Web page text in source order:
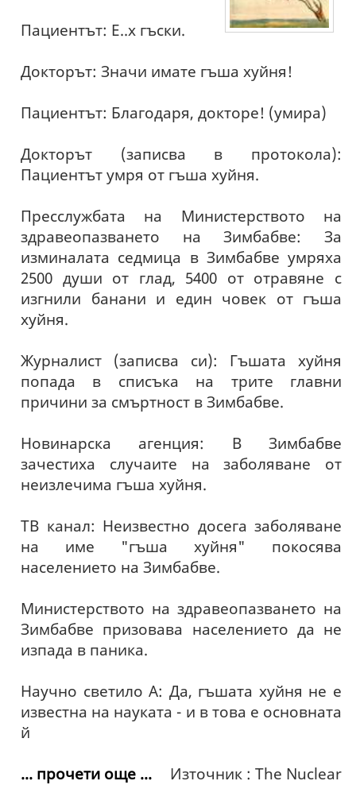
Пациентът: Е..х гъски.
Докторът: Значи имате гъша хуйня!
Пациентът: Благодаря, докторе! (умира)
Докторът (записва в протокола):
Пациентът умря от гъша хуйня.
Пресслужбата на Министерството на
здравеопазването на Зимбабве: За
изминалата седмица в Зимбабве умряха
2500 души от глад, 5400 от отравяне с
изгнили банани и един човек от гъша
хуйня.
Журналист (записва си): Гъшата хуйня
попада в списъка на трите главни
причини за смъртност в Зимбабве.
Новинарска агенция: В Зимбабве
зачестиха случаите на заболяване от
неизлечима гъша хуйня.
ТВ канал: Неизвестно досега заболяване
на име "гъша хуйня" покосява
населението на Зимбабве.
Министерството на здравеопазването на
Зимбабве призовава населението да не
изпада в паника.
Научно светило А: Да, гъшата хуйня не е
известна на науката - и в това е основната
й
Източник : The Nuclear
... прочети още ...